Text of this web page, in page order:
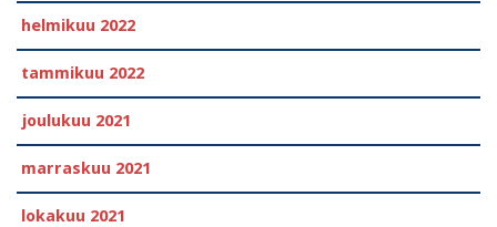
helmikuu 2022
tammikuu 2022
joulukuu 2021
marraskuu 2021
lokakuu 2021